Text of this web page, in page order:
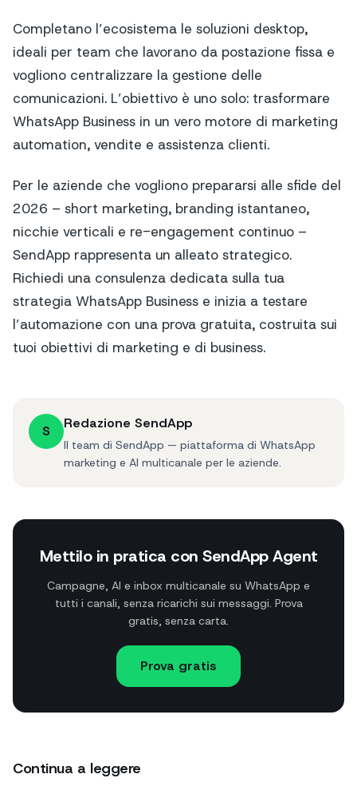
Completano l’ecosistema le soluzioni desktop,
ideali per team che lavorano da postazione fissa e
vogliono centralizzare la gestione delle
comunicazioni. L’obiettivo è uno solo: trasformare
WhatsApp Business in un vero motore di marketing
automation, vendite e assistenza clienti.
Per le aziende che vogliono prepararsi alle sfide del
2026 – short marketing, branding istantaneo,
nicchie verticali e re-engagement continuo –
SendApp rappresenta un alleato strategico.
Richiedi una consulenza dedicata sulla tua
strategia WhatsApp Business e inizia a testare
l’automazione con una prova gratuita, costruita sui
tuoi obiettivi di marketing e di business.
S Redazione SendApp
Il team di SendApp — piattaforma di WhatsApp
marketing e AI multicanale per le aziende.
Mettilo in pratica con SendApp Agent
Campagne, AI e inbox multicanale su WhatsApp e
tutti i canali, senza ricarichi sui messaggi. Prova
gratis, senza carta.
Prova gratis
Continua a leggere